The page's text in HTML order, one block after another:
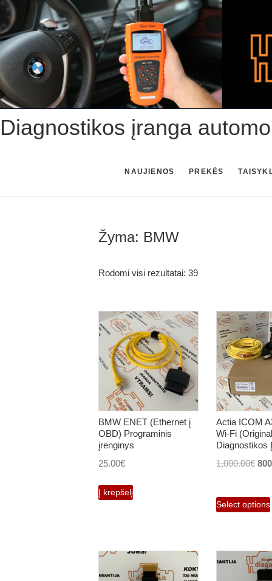
Skip
to
content
Diagnostikos įranga
NAUJIENOS PREKĖS
Žyma: BMW
Rodomi visi rezultatai: 39
BMW ENET (Ethernet į
OBD) Programinis
įrenginys
25.00€
Į krepšelį
Actia ICOM
Wi-Fi
Diagnostikos
1,000.00€
Select options